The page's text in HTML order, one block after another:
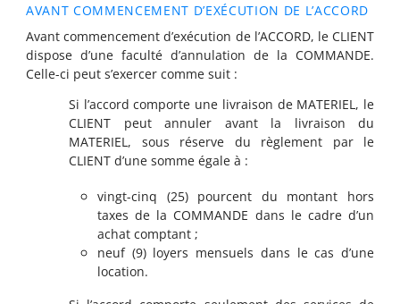
AVANT COMMENCEMENT D’EXÉCUTION DE L’ACCORD
Avant commencement d’exécution de l’ACCORD, le CLIENT
dispose d’une faculté d’annulation de la COMMANDE.
Celle-ci peut s’exercer comme suit :
Si l’accord comporte une livraison de MATERIEL, le
CLIENT peut annuler avant la livraison du
MATERIEL, sous réserve du règlement par le
CLIENT d’une somme égale à :
vingt-cinq (25) pourcent du montant hors
taxes de la COMMANDE dans le cadre d’un
achat comptant ;
neuf (9) loyers mensuels dans le cas d’une
location.